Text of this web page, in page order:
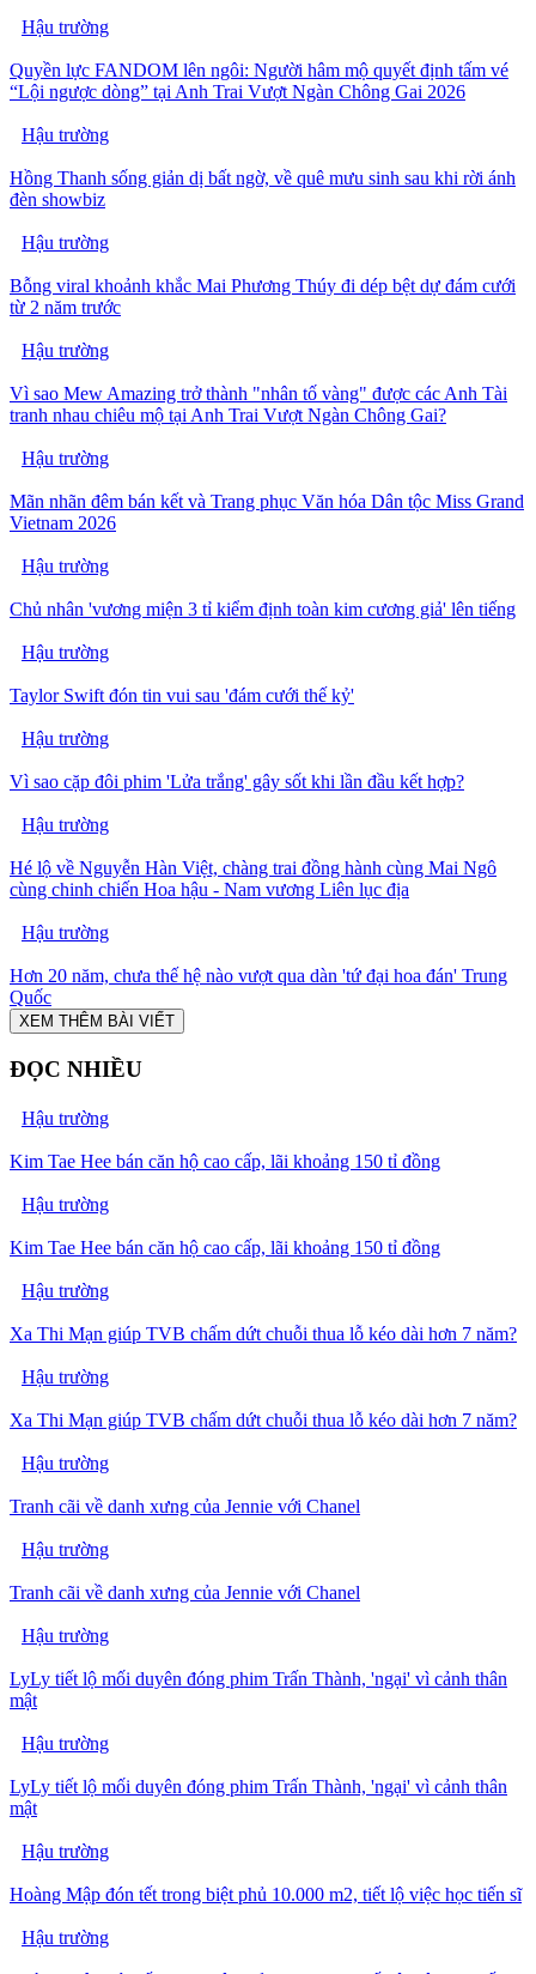
Hậu trường
Quyền lực FANDOM lên ngôi: Người hâm mộ quyết định tấm vé
“Lội ngược dòng” tại Anh Trai Vượt Ngàn Chông Gai 2026
Hậu trường
Hồng Thanh sống giản dị bất ngờ, về quê mưu sinh sau khi rời ánh
đèn showbiz
Hậu trường
Bỗng viral khoảnh khắc Mai Phương Thúy đi dép bệt dự đám cưới
từ 2 năm trước
Hậu trường
Vì sao Mew Amazing trở thành "nhân tố vàng" được các Anh Tài
tranh nhau chiêu mộ tại Anh Trai Vượt Ngàn Chông Gai?
Hậu trường
Mãn nhãn đêm bán kết và Trang phục Văn hóa Dân tộc Miss Grand
Vietnam 2026
Hậu trường
Chủ nhân 'vương miện 3 tỉ kiểm định toàn kim cương giả' lên tiếng
Hậu trường
Taylor Swift đón tin vui sau 'đám cưới thế kỷ'
Hậu trường
Vì sao cặp đôi phim 'Lửa trắng' gây sốt khi lần đầu kết hợp?
Hậu trường
Hé lộ về Nguyễn Hàn Việt, chàng trai đồng hành cùng Mai Ngô
cùng chinh chiến Hoa hậu - Nam vương Liên lục địa
Hậu trường
Hơn 20 năm, chưa thế hệ nào vượt qua dàn 'tứ đại hoa đán' Trung
Quốc
XEM THÊM BÀI VIẾT
ĐỌC NHIỀU
Hậu trường
Kim Tae Hee bán căn hộ cao cấp, lãi khoảng 150 tỉ đồng
Hậu trường
Kim Tae Hee bán căn hộ cao cấp, lãi khoảng 150 tỉ đồng
Hậu trường
Xa Thi Mạn giúp TVB chấm dứt chuỗi thua lỗ kéo dài hơn 7 năm?
Hậu trường
Xa Thi Mạn giúp TVB chấm dứt chuỗi thua lỗ kéo dài hơn 7 năm?
Hậu trường
Tranh cãi về danh xưng của Jennie với Chanel
Hậu trường
Tranh cãi về danh xưng của Jennie với Chanel
Hậu trường
LyLy tiết lộ mối duyên đóng phim Trấn Thành, 'ngại' vì cảnh thân
mật
Hậu trường
LyLy tiết lộ mối duyên đóng phim Trấn Thành, 'ngại' vì cảnh thân
mật
Hậu trường
Hoàng Mập đón tết trong biệt phủ 10.000 m2, tiết lộ việc học tiến sĩ
Hậu trường